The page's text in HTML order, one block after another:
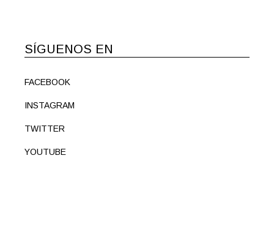
SÍGUENOS EN
FACEBOOK
INSTAGRAM
TWITTER
YOUTUBE